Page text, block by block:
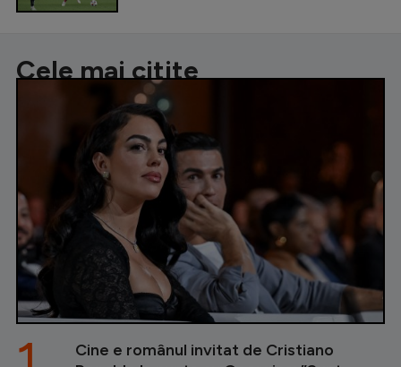
Cele mai citite
Cine e românul invitat de Cristiano